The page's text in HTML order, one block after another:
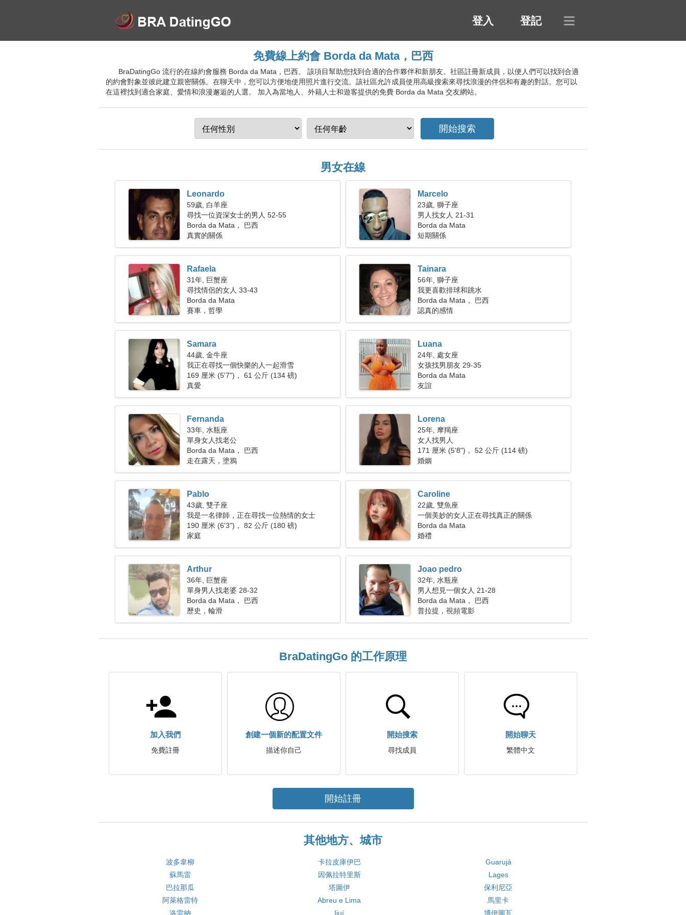
登入 登記
免費線上約會 Borda da Mata，巴西
BraDatingGo 流行的在線約會服務 Borda da Mata，巴西。 該項目幫助您找到合適的合作夥伴和新朋友。社區註冊新成員，以便人們可以找到合適
的約會對象並彼此建立親密關係。在聊天中，您可以方便地使用照片進行交流。該社區允許成員使用高級搜索來尋找浪漫的伴侶和有趣的對話。您可以
在這裡找到適合家庭、愛情和浪漫邂逅的人選。 加入為當地人、外籍人士和遊客提供的免費 Borda da Mata 交友網站。
男女在線
Leonardo
59歲, 白羊座
尋找一位資深女士的男人 52-55
Borda da Mata， 巴西
真實的關係
Marcelo
23歲, 獅子座
男人找女人 21-31
Borda da Mata
短期關係
Rafaela
31年, 巨蟹座
尋找情侶的女人 33-43
Borda da Mata
賽車，哲學
Tainara
56年, 獅子座
我更喜歡排球和跳水
Borda da Mata， 巴西
認真的感情
Samara
44歲, 金牛座
我正在尋找一個快樂的人一起滑雪
169 厘米 (5'7")， 61 公斤 (134 磅)
真愛
Luana
24年, 處女座
女孩找男朋友 29-35
Borda da Mata
友誼
Fernanda
33年, 水瓶座
單身女人找老公
Borda da Mata， 巴西
走在露天，塗鴉
Lorena
25年, 摩羯座
女人找男人
171 厘米 (5'8")， 52 公斤 (114 磅)
婚姻
Pablo
43歲, 雙子座
我是一名律師，正在尋找一位熱情的女士
190 厘米 (6'3")， 82 公斤 (180 磅)
家庭
Caroline
22歲, 雙魚座
一個美妙的女人正在尋找真正的關係
Borda da Mata
婚禮
Arthur
36年, 巨蟹座
單身男人找老婆 28-32
Borda da Mata， 巴西
歷史，輪滑
Joao pedro
32年, 水瓶座
男人想見一個女人 21-28
Borda da Mata， 巴西
普拉提，視頻電影
BraDatingGo 的工作原理
加入我們
免費註冊
創建一個新的配置文件
描述你自己
開始搜索
尋找成員
開始聊天
繁體中文
開始註冊
其他地方、城市
波多韋柳 卡拉皮庫伊巴
Guarujá
蘇馬雷
因佩拉特里斯
Lages
巴拉那瓜
塔圖伊
保利尼亞
阿萊格雷特
Abreu e Lima
馬里卡
洛雷納
Ijuí 博伊圖瓦